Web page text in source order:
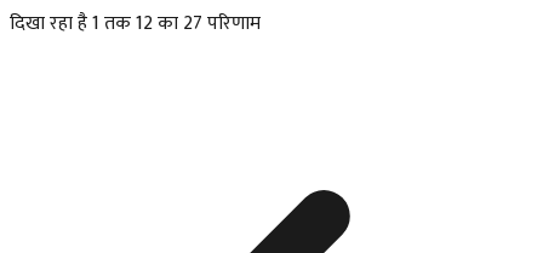
दिखा रहा है1तक12का27परिणाम